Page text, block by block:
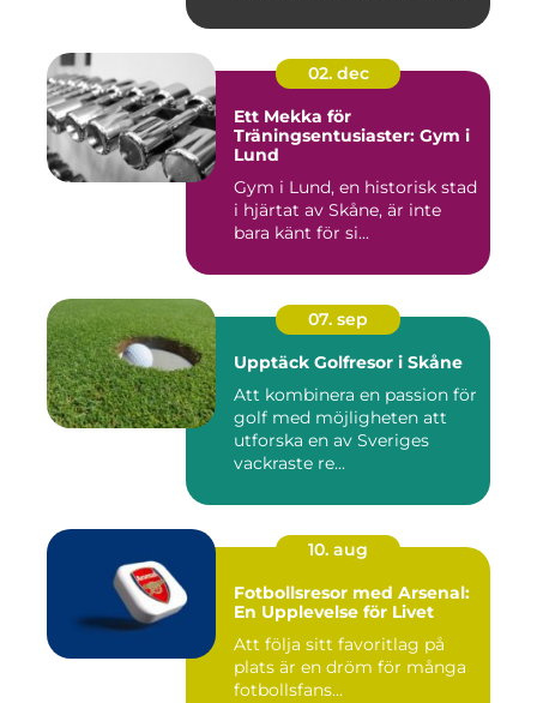
02. dec
Ett Mekka för
Träningsentusiaster: Gym i
Lund
Gym i Lund, en historisk stad
i hjärtat av Skåne, är inte
bara känt för si...
07. sep
Upptäck Golfresor i Skåne
Att kombinera en passion för
golf med möjligheten att
utforska en av Sveriges
vackraste re...
10. aug
Fotbollsresor med Arsenal:
En Upplevelse för Livet
Att följa sitt favoritlag på
plats är en dröm för många
fotbollsfans...